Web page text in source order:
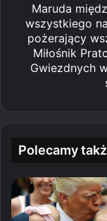
Maruda
wszystkiego
pożerający
Miłośnik
Gwiezdnych
Polecamy